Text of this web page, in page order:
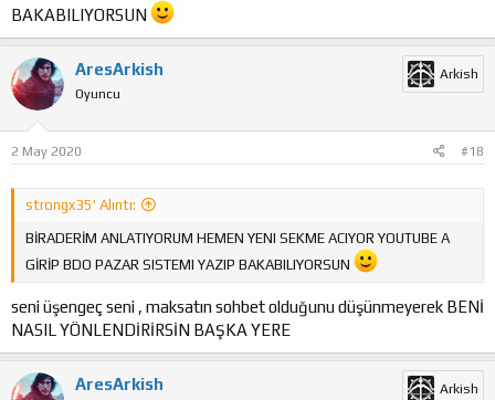
BAKABILIYORSUN
AresArkish
Oyuncu
Arkish
2 May 2020 #18
strongx35' Alıntı:
BİRADERİM ANLATIYORUM HEMEN YENI SEKME ACIYOR YOUTUBE A
GİRİP BDO PAZAR SISTEMI YAZIP BAKABILIYORSUN
seni üşengeç seni , maksatın sohbet olduğunu düşünmeyerek BENİ
NASIL YÖNLENDİRİRSİN BAŞKA YERE
AresArkish Arkish